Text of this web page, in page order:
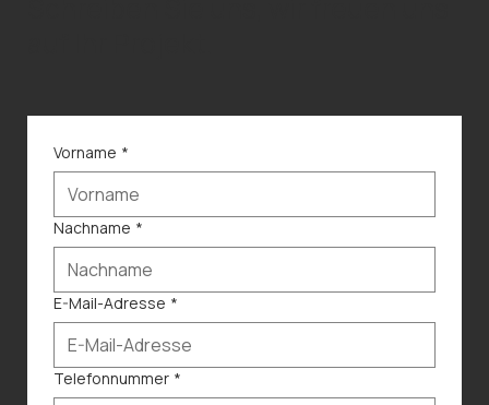
Vorname *
Nachname *
E-Mail-Adresse *
Telefonnummer *